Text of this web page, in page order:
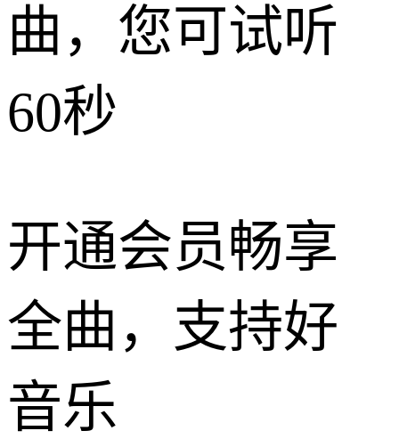
曲，您可试听
60秒
开通会员畅享
全曲，支持好
音乐